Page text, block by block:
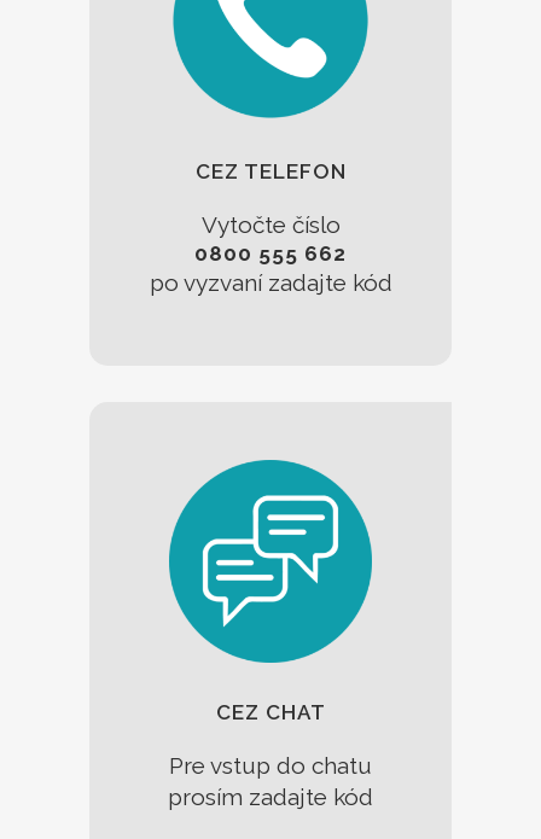
CEZ TELEFON
Vytočte číslo
0800 555 662
po vyzvaní zadajte kód
CEZ CHAT
Pre vstup do chatu
prosím zadajte kód